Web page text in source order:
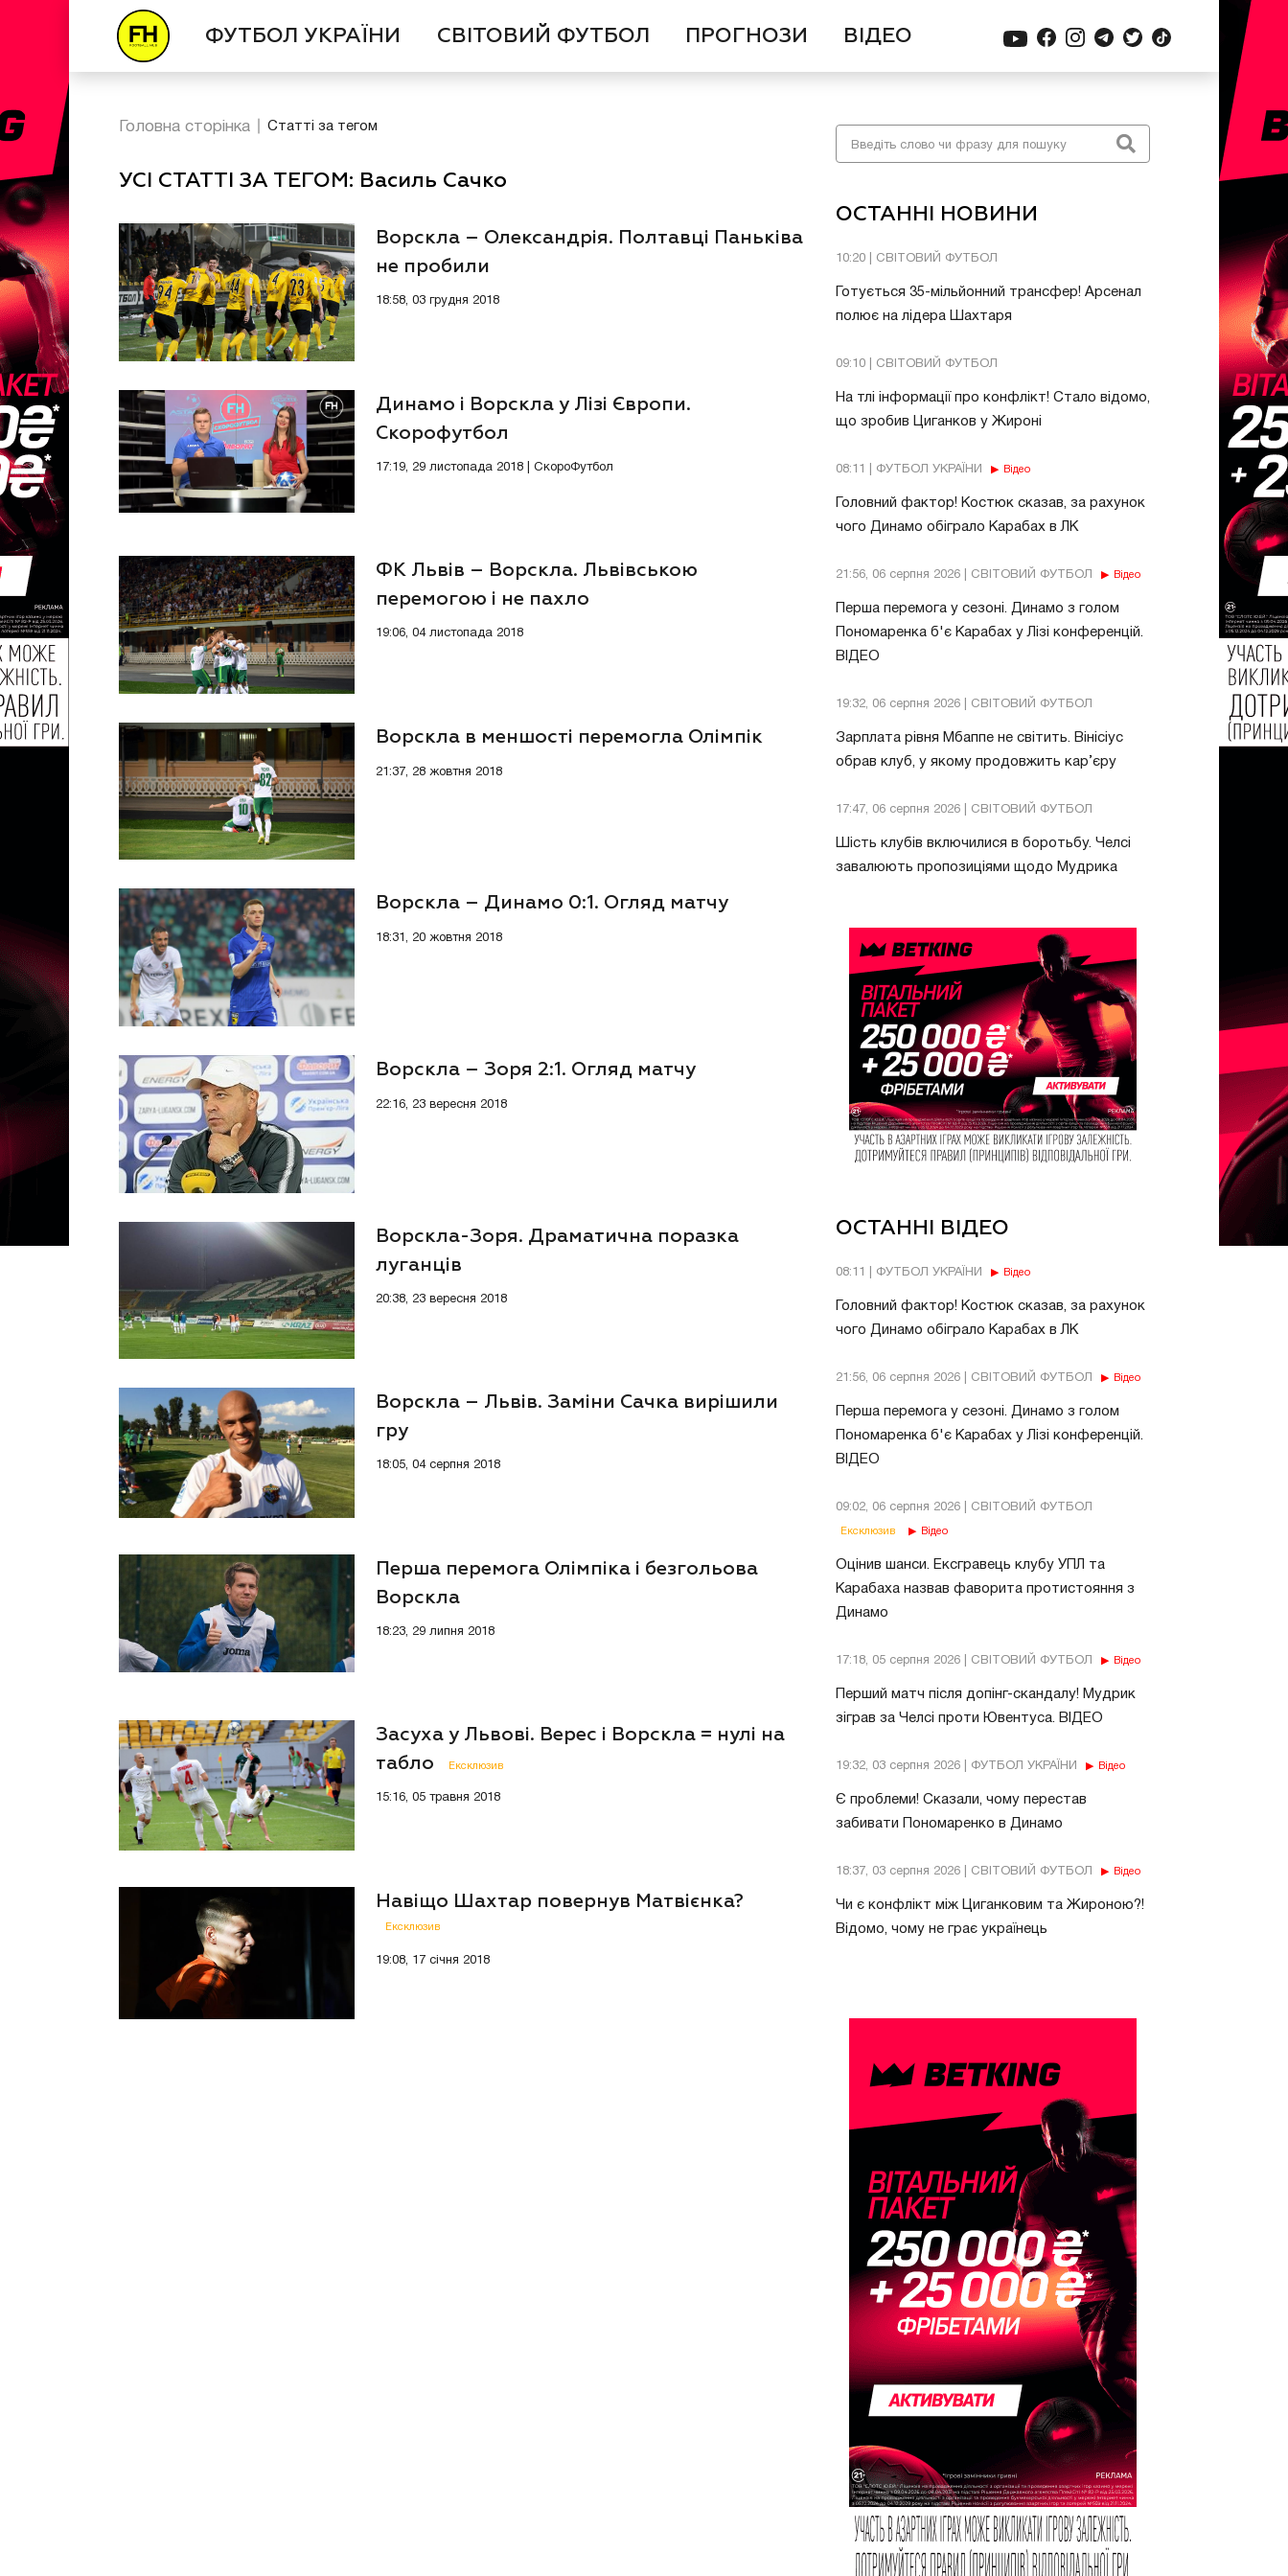
ФУТБОЛ УКРАЇНИ СВІТОВИЙ ФУТБОЛ ПРОГНОЗИ ВІДЕО
ОСТАННІ НОВИНИ
10:20 | СВІТОВИЙ ФУТБОЛ
Готується 35-мільйонний трансфер! Арсенал
полює на лідера Шахтаря
09:10 | СВІТОВИЙ ФУТБОЛ
На тлі інформації про конфлікт! Стало відомо,
що зробив Циганков у Жироні
08:11 | ФУТБОЛ УКРАЇНИ Відео
Головний фактор! Костюк сказав, за рахунок
чого Динамо обіграло Карабах в ЛК
21:56, 06 серпня 2026 | СВІТОВИЙ ФУТБОЛ Відео
Перша перемога у сезоні. Динамо з голом
Пономаренка б'є Карабах у Лізі конференцій.
ВІДЕО
19:32, 06 серпня 2026 | СВІТОВИЙ ФУТБОЛ
Зарплата рівня Мбаппе не світить. Вінісіус
обрав клуб, у якому продовжить кар’єру
17:47, 06 серпня 2026 | СВІТОВИЙ ФУТБОЛ
Шість клубів включилися в боротьбу. Челсі
завалюють пропозиціями щодо Мудрика
ОСТАННІ ВІДЕО
08:11 | ФУТБОЛ УКРАЇНИ Відео
Головний фактор! Костюк сказав, за рахунок
чого Динамо обіграло Карабах в ЛК
21:56, 06 серпня 2026 | СВІТОВИЙ ФУТБОЛ Відео
Перша перемога у сезоні. Динамо з голом
Пономаренка б'є Карабах у Лізі конференцій.
ВІДЕО
09:02, 06 серпня 2026 | СВІТОВИЙ ФУТБОЛ
Ексклюзив Відео
Оцінив шанси. Ексгравець клубу УПЛ та
Карабаха назвав фаворита протистояння з
Динамо
17:18, 05 серпня 2026 | СВІТОВИЙ ФУТБОЛ Відео
Перший матч після допінг-скандалу! Мудрик
зіграв за Челсі проти Ювентуса. ВІДЕО
19:32, 03 серпня 2026 | ФУТБОЛ УКРАЇНИ Відео
Є проблеми! Сказали, чому перестав
забивати Пономаренко в Динамо
18:37, 03 серпня 2026 | СВІТОВИЙ ФУТБОЛ Відео
Чи є конфлікт між Циганковим та Жироною?!
Відомо, чому не грає українець
Головна сторінка Статті за тегом
УСІ СТАТТІ ЗА ТЕГОМ: Василь Сачко
Ворскла – Олександрія. Полтавці Паньківа
не пробили
18:58, 03 грудня 2018
Динамо і Ворскла у Лізі Європи.
Скорофутбол
17:19, 29 листопада 2018 | СкороФутбол
ФК Львів – Ворскла. Львівською
перемогою і не пахло
19:06, 04 листопада 2018
Ворскла в меншості перемогла Олімпік
21:37, 28 жовтня 2018
Ворскла – Динамо 0:1. Огляд матчу
18:31, 20 жовтня 2018
Ворскла – Зоря 2:1. Огляд матчу
22:16, 23 вересня 2018
Ворскла-Зоря. Драматична поразка
луганців
20:38, 23 вересня 2018
Ворскла – Львів. Заміни Сачка вирішили
гру
18:05, 04 серпня 2018
Перша перемога Олімпіка і безгольова
Ворскла
18:23, 29 липня 2018
Засуха у Львові. Верес і Ворскла = нулі на
табло
Ексклюзив
15:16, 05 травня 2018
Навіщо Шахтар повернув Матвієнка?
Ексклюзив
19:08, 17 січня 2018